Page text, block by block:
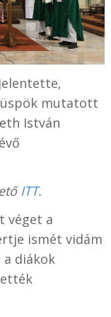
mutatott
István
ITT.
véget a
ismét vidám
diákok